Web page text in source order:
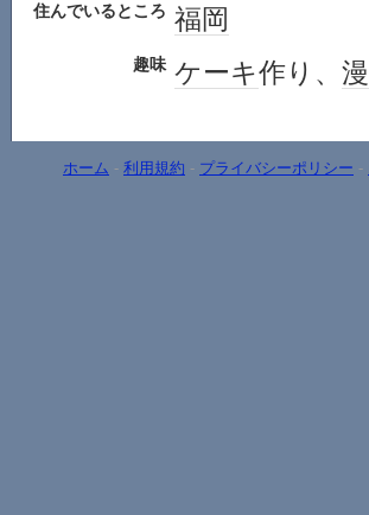
住んでいるところ 福岡
趣味 ケーキ作り、
ホーム - 利用規約 - プライバシーポリシー -